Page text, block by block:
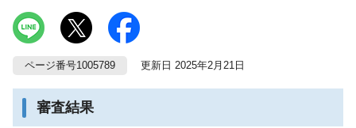
ページ番号1005789 更新日 2025年2月21日
審査結果